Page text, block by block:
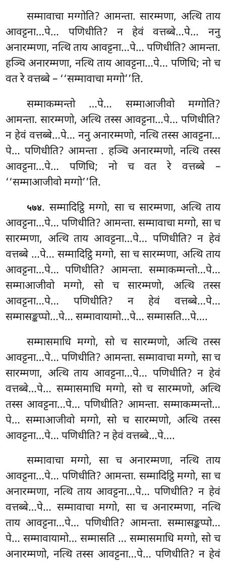
सम्मावाचा मग्गोति? आमन्ता. सारम्मणा, अत्थि ताय
आवट्टना…पे… पणिधीति? न हेवं वत्तब्बे…पे… ननु
अनारम्मणा, नत्थि ताय आवट्टना…पे… पणिधीति? आमन्ता.
हञ्चि अनारम्मणा, नत्थि ताय आवट्टना…पे… पणिधि; नो च
वत रे वत्तब्बे – ‘‘सम्मावाचा मग्गो’’ति.
सम्माकम्मन्तो …पे… सम्माआजीवो मग्गोति?
आमन्ता. सारम्मणो, अत्थि तस्स आवट्टना…पे… पणिधीति?
न हेवं वत्तब्बे…पे… ननु अनारम्मणो, नत्थि तस्स आवट्टना…
पे… पणिधीति? आमन्ता . हञ्चि अनारम्मणो, नत्थि तस्स
आवट्टना…पे… पणिधि; नो च वत रे वत्तब्बे –
‘‘सम्माआजीवो मग्गो’’ति.
५७४. सम्मादिट्ठि मग्गो, सा च सारम्मणा, अत्थि ताय
आवट्टना…पे… पणिधीति? आमन्ता. सम्मावाचा मग्गो, सा च
सारम्मणा, अत्थि ताय आवट्टना…पे… पणिधीति? न हेवं
वत्तब्बे …पे… सम्मादिट्ठि मग्गो, सा च सारम्मणा, अत्थि ताय
आवट्टना…पे… पणिधीति? आमन्ता. सम्माकम्मन्तो…पे…
सम्माआजीवो मग्गो, सो च सारम्मणो, अत्थि तस्स
आवट्टना…पे… पणिधीति? न हेवं वत्तब्बे…पे…
सम्मासङ्कप्पो…पे… सम्मावायामो…पे… सम्मासति…पे….
सम्मासमाधि मग्गो, सो च सारम्मणो, अत्थि तस्स
आवट्टना…पे… पणिधीति? आमन्ता. सम्मावाचा मग्गो, सा च
सारम्मणा, अत्थि ताय आवट्टना…पे… पणिधीति? न हेवं
वत्तब्बे…पे… सम्मासमाधि मग्गो, सो च सारम्मणो, अत्थि
तस्स आवट्टना…पे… पणिधीति? आमन्ता. सम्माकम्मन्तो…
पे… सम्माआजीवो मग्गो, सो च सारम्मणो, अत्थि तस्स
आवट्टना…पे… पणिधीति? न हेवं वत्तब्बे…पे….
सम्मावाचा मग्गो, सा च अनारम्मणा, नत्थि ताय
आवट्टना…पे… पणिधीति? आमन्ता. सम्मादिट्ठि मग्गो, सा च
अनारम्मणा, नत्थि ताय आवट्टना…पे… पणिधीति? न हेवं
वत्तब्बे…पे… सम्मावाचा मग्गो, सा च अनारम्मणा, नत्थि
ताय आवट्टना…पे… पणिधीति? आमन्ता. सम्मासङ्कप्पो…
पे… सम्मावायामो… सम्मासति … सम्मासमाधि मग्गो, सो च
अनारम्मणो, नत्थि तस्स आवट्टना…पे… पणिधीति? न हेवं